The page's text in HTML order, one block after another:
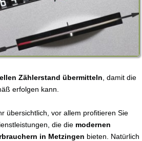
Zählerstand übermitteln , damit die
erfolgen kann.
übersichtlich, vor allem profitieren Sie
die die modernen
in Metzingen bieten. Natürlich